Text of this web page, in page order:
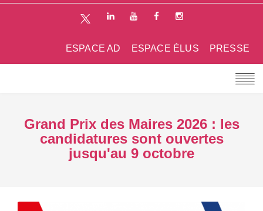
PRESSE
ESPACE ÉLUS
ESPACE AD
Grand Prix des Maires 2026 : les
candidatures sont ouvertes
jusqu'au 9 octobre